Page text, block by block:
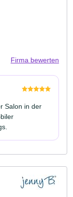
Firma bewerten
Salon in der